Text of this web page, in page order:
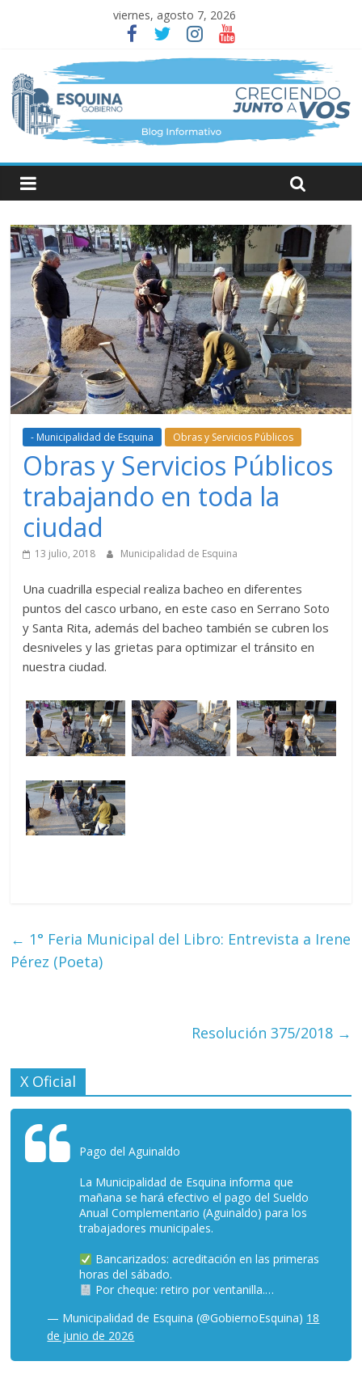
viernes, agosto 7, 2026
- Municipalidad de Esquina Obras y Servicios Públicos
Obras y Servicios Públicos
trabajando en toda la
ciudad
13 julio, 2018 Municipalidad de Esquina
Una cuadrilla especial realiza bacheo en diferentes
puntos del casco urbano, en este caso en Serrano Soto
y Santa Rita, además del bacheo también se cubren los
desniveles y las grietas para optimizar el tránsito en
nuestra ciudad.
← 1° Feria Municipal del Libro: Entrevista a Irene
Pérez (Poeta)
Resolución 375/2018 →
X Oficial
Pago del Aguinaldo
La Municipalidad de Esquina informa que
mañana se hará efectivo el pago del Sueldo
Anual Complementario (Aguinaldo) para los
trabajadores municipales.
Bancarizados: acreditación en las primeras
horas del sábado.
Por cheque: retiro por ventanilla.…
— Municipalidad de Esquina (@GobiernoEsquina) 18
de junio de 2026